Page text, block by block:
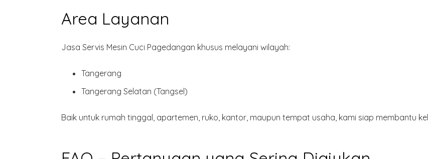
Area Layanan
Jasa Servis Mesin Cuci Pagedangan khusus melayani wilayah:
Tangerang
Tangerang Selatan (Tangsel)
Baik untuk rumah tinggal, apartemen, ruko, kantor, maupun tempat usaha, kami siap membantu